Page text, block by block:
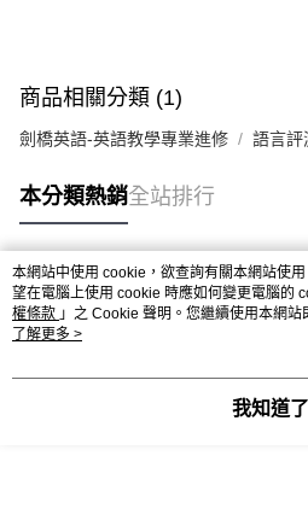
商品相關分類 (1)
劍橋英語-英語教學專業進修 語言評
本分類熱銷全站排行
熱門標籤
本網站中使用 cookie，欲查詢有關本網站使
望在電腦上使用 cookie 時應如何變更電腦的
權條款 」之 Cookie 聲明。您繼續使用本網
用條款之 Cookie 聲明使用 cookie。
了解更多 >
我知道了